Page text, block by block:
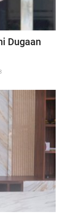
Dugaan